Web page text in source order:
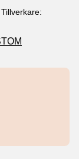
Tillverkare